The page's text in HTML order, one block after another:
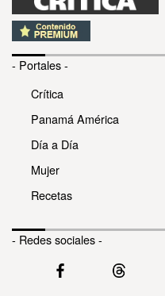
- Portales -
Crítica
Panamá América
Día a Día
Mujer
Recetas
- Redes sociales -